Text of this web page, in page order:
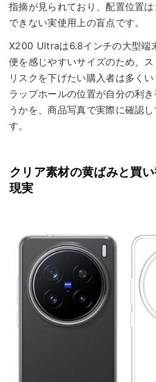
指摘が見られており、配置位置
できない実使用上の盲点です。
X200 Ultraは6.8インチの大型端
便を感じやすいサイズのため、
リスクを下げたい購入者は多く
ラップホールの位置が自分の利
うかを、商品写真で実際に確認
す。
クリア素材の黄ばみと買
現実